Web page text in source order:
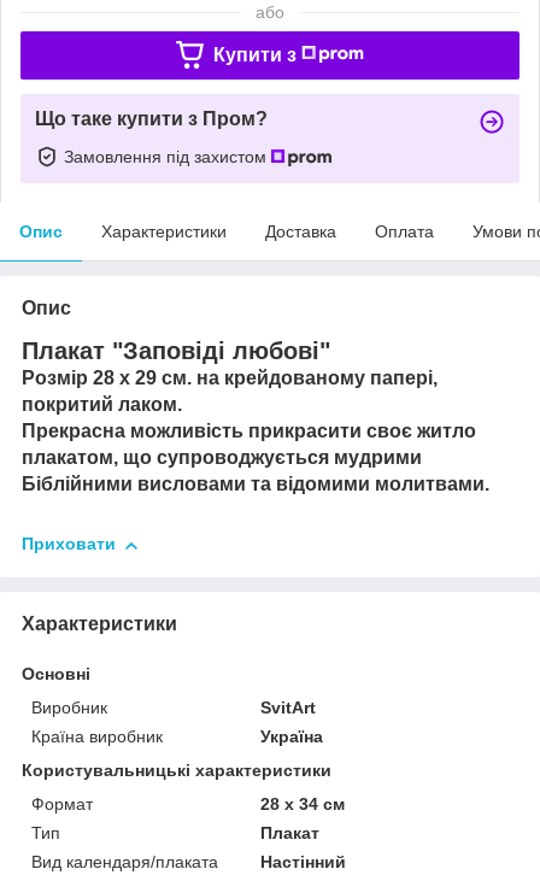
або
Купити з
Що таке купити з Пром?
Замовлення під захистом
Опис Характеристики Доставка Оплата Умови
Опис
Плакат "Заповіді любові"
Розмір 28 х 29 см. на крейдованому папері,
покритий лаком.
Прекрасна можливість прикрасити своє житло
плакатом, що супроводжується мудрими
Біблійними висловами та відомими молитвами.
Приховати
Характеристики
Основні
Виробник
SvitArt
Країна виробник
Україна
Користувальницькі характеристики
Формат
28 х 34 см
Тип
Плакат
Вид календаря/плаката
Настінний